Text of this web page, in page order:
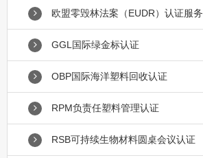
欧盟零毁林法案（EUDR）认证服务
GGL国际绿金标认证
OBP国际海洋塑料回收认证
RPM负责任塑料管理认证
RSB可持续生物材料圆桌会议认证